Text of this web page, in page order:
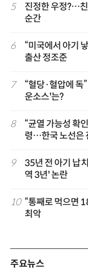
5
진정한 우정?…
순간
6
“미국에서 아기
출산 정조준
7
“혈당·혈압에
운소스'는?
8
“균열 가능성 확
령…한국 노선은
9
35년 전 아기 납
역 3년' 논란
10 “통째로 먹으면
최악
주요뉴스